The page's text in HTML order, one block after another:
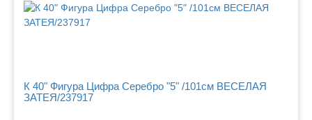
К 40" Фигура Цифра Серебро "5" /101см ВЕСЕЛАЯ
ЗАТЕЯ/237917